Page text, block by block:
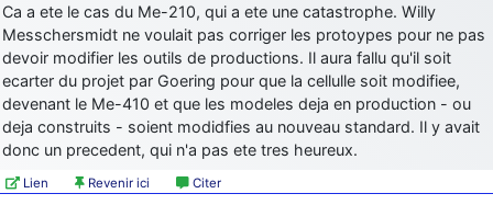
Ca a ete le cas du Me-210, qui a ete une catastrophe. Willy
Messchersmidt ne voulait pas corriger les protoypes pour ne pas
devoir modifier les outils de productions. Il aura fallu qu'il soit
ecarter du projet par Goering pour que la cellulle soit modifiee,
devenant le Me-410 et que les modeles deja en production - ou
deja construits - soient modidfies au nouveau standard. Il y avait
donc un precedent, qui n'a pas ete tres heureux.
Lien Revenir ici Citer